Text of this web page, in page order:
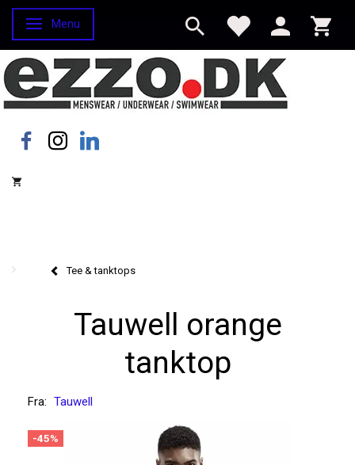
Skifte navigation
Menu
Tee & tanktops
Tauwell orange
tanktop
Fra: Tauwell
-45%